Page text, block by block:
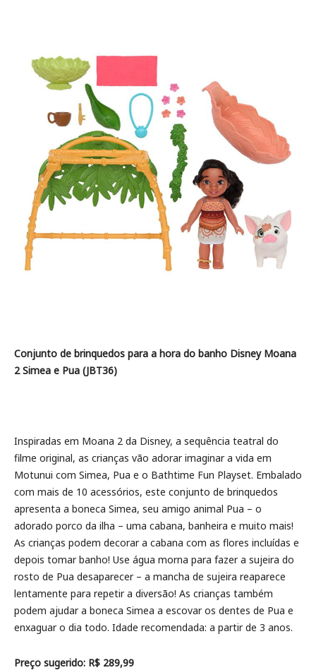
Conjunto de brinquedos para a hora do banho Disney Moana
2 Simea e Pua (JBT36)
Inspiradas em Moana 2 da Disney, a sequência teatral do
filme original, as crianças vão adorar imaginar a vida em
Motunui com Simea, Pua e o Bathtime Fun Playset. Embalado
com mais de 10 acessórios, este conjunto de brinquedos
apresenta a boneca Simea, seu amigo animal Pua – o
adorado porco da ilha – uma cabana, banheira e muito mais!
As crianças podem decorar a cabana com as flores incluídas e
depois tomar banho! Use água morna para fazer a sujeira do
rosto de Pua desaparecer – a mancha de sujeira reaparece
lentamente para repetir a diversão! As crianças também
podem ajudar a boneca Simea a escovar os dentes de Pua e
enxaguar o dia todo. Idade recomendada: a partir de 3 anos.
Preço sugerido: R$ 289,99